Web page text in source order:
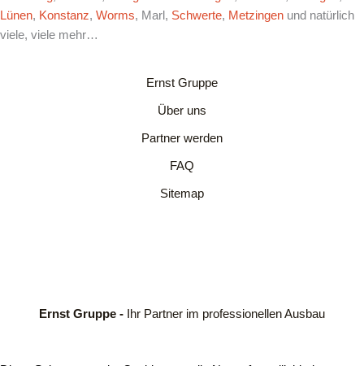
Lünen, Konstanz, Worms, Marl, Schwerte, Metzingen und natürlich
viele, viele mehr…
Ernst Gruppe
Über uns
Partner werden
FAQ
Sitemap
Ernst Gruppe - Ihr Partner im professionellen Ausbau